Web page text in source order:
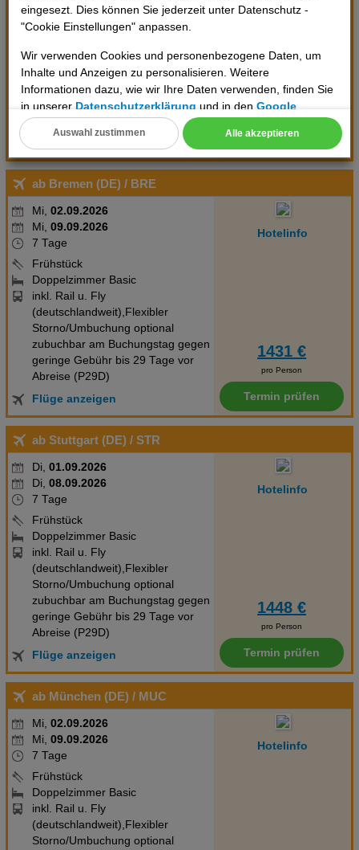
eingesezt. Dies können Sie jederzeit unter Datenschutz -
"Cookie Einstellungen" anpassen.
Wir verwenden Cookies und personenbezogene Daten, um
Inhalte und Anzeigen zu personalisieren. Weitere
Informationen dazu, wie wir Ihre Daten verwenden, finden Sie
in unsererDatenschutzerklärung und in denGoogle
Datenschutz- und Nutzungsbedingungen
Cookie Einstellungen
Technische Cookies
Analyse
Social Media Cookies
Advertising
Erweiterte Einstellungen
Alle akzeptieren
Auswahl zustimmen
Frühstück
Doppelzimmer Basic
(deutschlandweit),Flexibler
Storno/Umbuchung optional
zubuchbar am Buchungstag gegen
geringe Gebühr bis 29 Tage vor
Abreise (P29D)
1426 €
Termin prüfen
ab Bremen (DE) / BRE
Mi, 02.09.2026
Mi, 09.09.2026
7 Tage
Frühstück
Doppelzimmer Basic
inkl. Rail u. Fly
(deutschlandweit),Flexibler
Storno/Umbuchung optional
zubuchbar am Buchungstag gegen
geringe Gebühr bis 29 Tage vor
Abreise (P29D)
Flüge anzeigen
Hotelinfo
1431 €
pro Person
Termin prüfen
ab Stuttgart (DE) / STR
Di, 01.09.2026
Di, 08.09.2026
7 Tage
Frühstück
Doppelzimmer Basic
inkl. Rail u. Fly
(deutschlandweit),Flexibler
Storno/Umbuchung optional
zubuchbar am Buchungstag gegen
geringe Gebühr bis 29 Tage vor
Abreise (P29D)
Flüge anzeigen
Hotelinfo
1448 €
pro Person
Termin prüfen
ab München (DE) / MUC
Mi, 02.09.2026
Mi, 09.09.2026
7 Tage
Frühstück
Doppelzimmer Basic
inkl. Rail u. Fly
(deutschlandweit),Flexibler
Storno/Umbuchung optional
Hotelinfo